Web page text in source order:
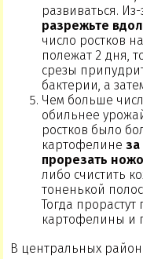
развиваться.
разрежьте
число ростков
полежат 2 дня,
срезы
бактерии, а
Чем больше
обильнее
ростков было
картофелинеза
прорезать
либо счистить
тоненькой
Тогда
картофелины и
В центральных